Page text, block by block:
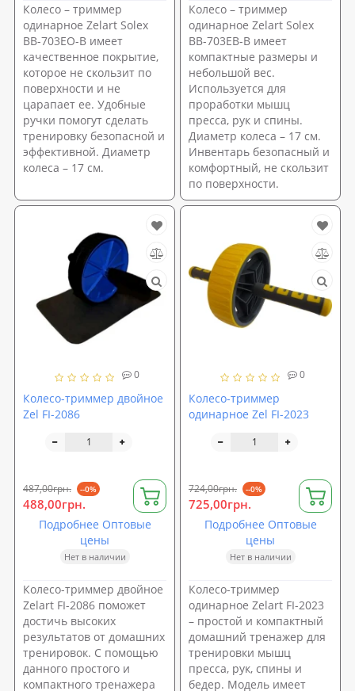
Колесо – триммер
одинарное Zelart Solex
BB-703EO-B имеет
качественное покрытие,
которое не скользит по
поверхности и не
царапает ее. Удобные
ручки помогут сделать
тренировку безопасной и
эффективной. Диаметр
колеса – 17 см.
Колесо – триммер
одинарное Zelart Solex
BB-703EВ-B имеет
компактные размеры и
небольшой вес.
Используется для
проработки мышц
пресса, рук и спины.
Диаметр колеса – 17 см.
Инвентарь безопасный и
комфортный, не скользит
по поверхности.
0
Колесо-триммер двойное
Zel FI-2086
487,00грн. --0%
488,00грн.
Подробнее Оптовые
цены
Нет в наличии
Колесо-триммер двойное
Zelart FI-2086 поможет
достичь высоких
результатов от домашних
тренировок. С помощью
данного простого и
компактного тренажера
0
Колесо-триммер
одинарное Zel FI-2023
724,00грн. --0%
725,00грн.
Подробнее Оптовые
цены
Нет в наличии
Колесо-триммер
одинарное Zelart FI-2023
– простой и компактный
домашний тренажер для
тренировки мышц
пресса, рук, спины и
бедер. Модель имеет